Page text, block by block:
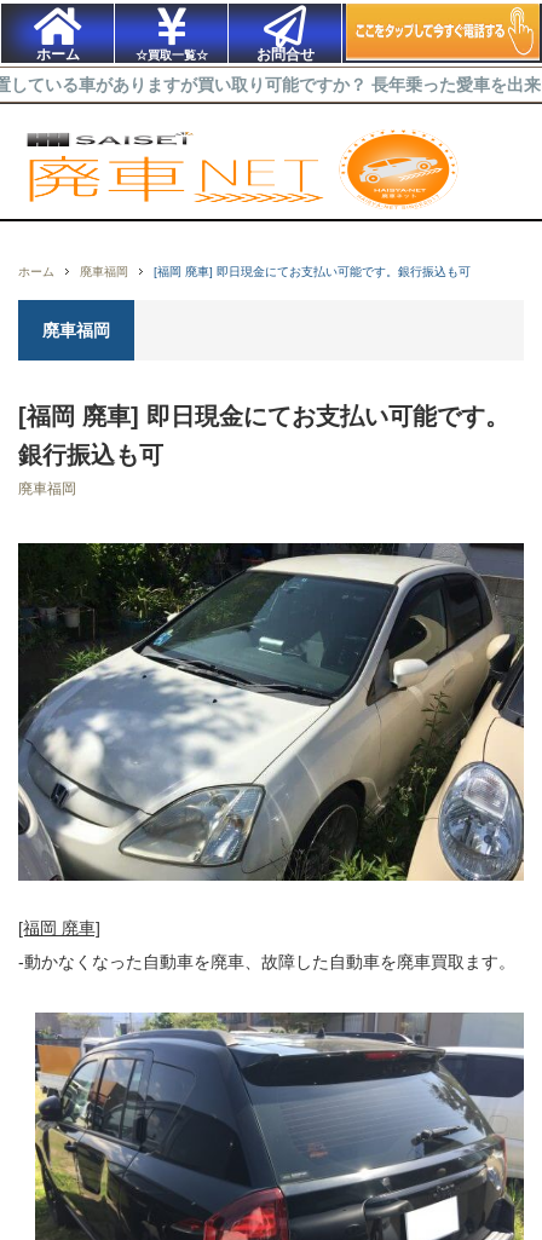
ホーム ☆買取一覧☆ お問合せ
りますが買い取り可能ですか？ 長年乗った愛車を出来るだけ高く
ホーム 廃車福岡 [福岡 廃車] 即日現金にてお支払い可能です。銀行振込も可
廃車福岡
[福岡 廃車] 即日現金にてお支払い可能です。
銀行振込も可
廃車福岡
[福岡 廃車]
-動かなくなった自動車を廃車、故障した自動車を廃車買取ます。